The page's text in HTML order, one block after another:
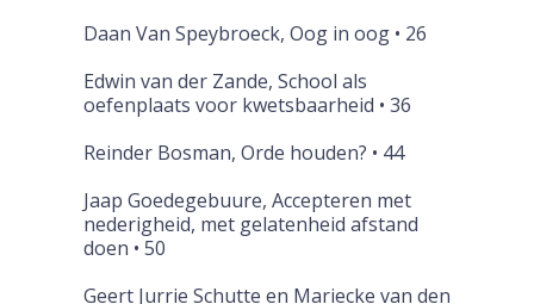
Daan Van Speybroeck, Oog in oog • 26
Edwin van der Zande, School als
oefenplaats voor kwetsbaarheid • 36
Reinder Bosman, Orde houden? • 44
Jaap Goedegebuure, Accepteren met
nederigheid, met gelatenheid afstand
doen • 50
Geert Jurrie Schutte en Mariecke van den